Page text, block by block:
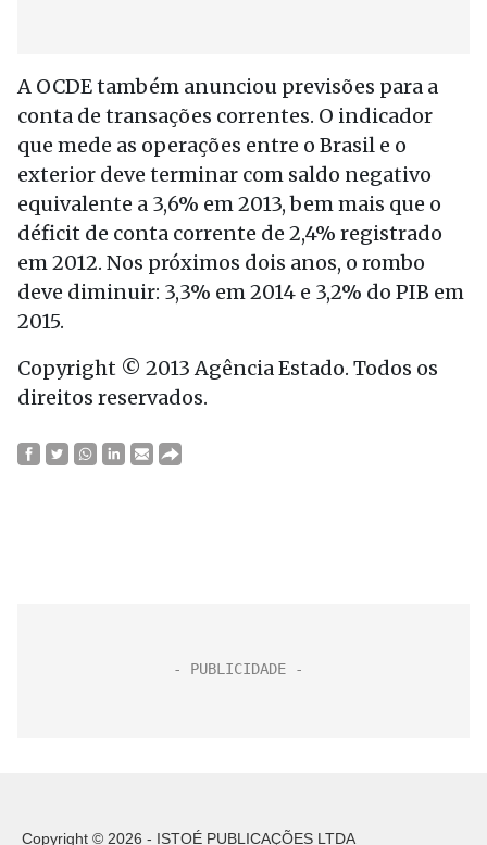
A OCDE também anunciou previsões para a
conta de transações correntes. O indicador
que mede as operações entre o Brasil e o
exterior deve terminar com saldo negativo
equivalente a 3,6% em 2013, bem mais que o
déficit de conta corrente de 2,4% registrado
em 2012. Nos próximos dois anos, o rombo
deve diminuir: 3,3% em 2014 e 3,2% do PIB em
2015.
Copyright © 2013 Agência Estado. Todos os
direitos reservados.
Copyright © 2026 - ISTOÉ PUBLICAÇÕES LTDA